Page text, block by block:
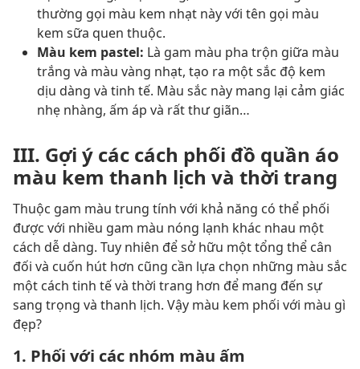
thường gọi màu kem nhạt này với tên gọi màu
kem sữa quen thuộc.
Màu kem pastel: Là gam màu pha trộn giữa màu
trắng và màu vàng nhạt, tạo ra một sắc độ kem
dịu dàng và tinh tế. Màu sắc này mang lại cảm giác
nhẹ nhàng, ấm áp và rất thư giãn…
III. Gợi ý các cách phối đồ quần áo
màu kem thanh lịch và thời trang
Thuộc gam màu trung tính với khả năng có thể phối
được với nhiều gam màu nóng lạnh khác nhau một
cách dễ dàng. Tuy nhiên để sở hữu một tổng thể cân
đối và cuốn hút hơn cũng cần lựa chọn những màu sắc
một cách tinh tế và thời trang hơn để mang đến sự
sang trọng và thanh lịch. Vậy màu kem phối với màu gì
đẹp?
1. Phối với các nhóm màu ấm